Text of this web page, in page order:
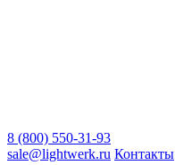
8 (800) 550-31-93
sale@lightwerk.ru Контакты